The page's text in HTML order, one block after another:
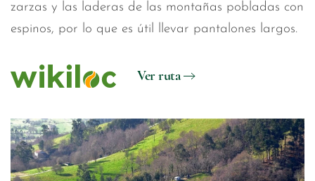
zarzas y las laderas de las montañas pobladas con
espinos, por lo que es útil llevar pantalones largos.
Ver ruta